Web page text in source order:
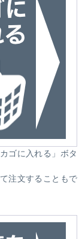
ゴに入れる」ボタ
注文することもで